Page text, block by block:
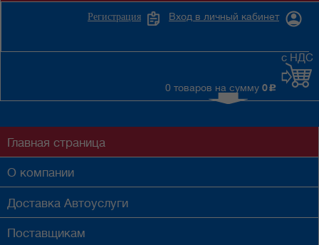
Вход в личный кабинет
Регистрация
0 товаров на сумму 0 c
с НДС
Главная страница
О компании
Доставка Автоуслуги
Поставщикам